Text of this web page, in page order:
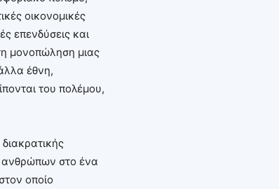
οικονομικές
επενδύσεις και
μονοπώληση μιας
έθνη,
του πολέμου,
ανθρώπων στο ένα
οποίο